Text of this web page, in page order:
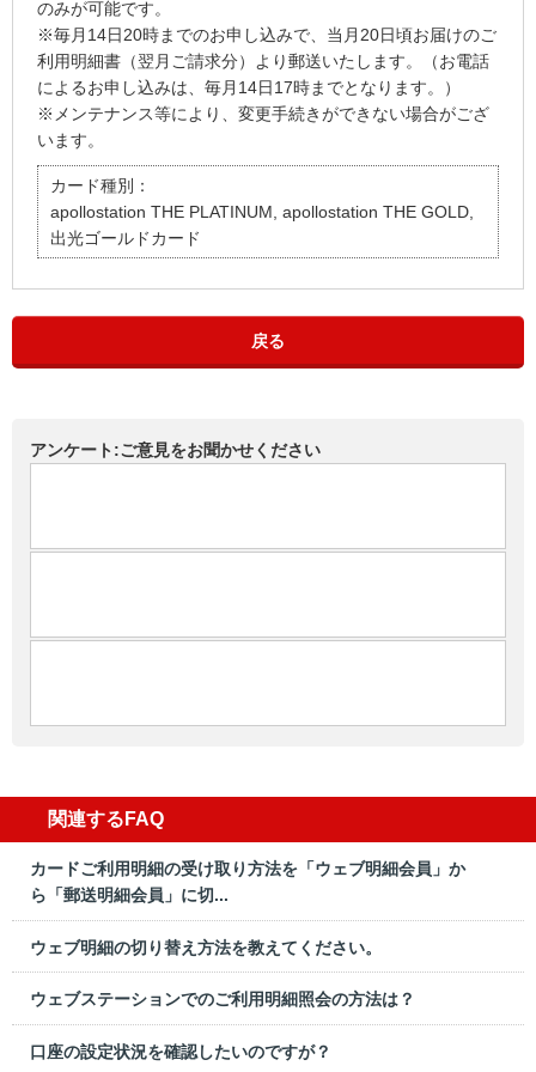
のみが可能です。
※毎月14日20時までのお申し込みで、当月20日頃お届けのご
利用明細書（翌月ご請求分）より郵送いたします。（お電話
によるお申し込みは、毎月14日17時までとなります。）
※メンテナンス等により、変更手続きができない場合がござ
います。
カード種別：
apollostation THE PLATINUM, apollostation THE GOLD,
出光ゴールドカード
戻る
アンケート:ご意見をお聞かせください
関連するFAQ
カードご利用明細の受け取り方法を「ウェブ明細会員」か
ら「郵送明細会員」に切...
ウェブ明細の切り替え方法を教えてください。
ウェブステーションでのご利用明細照会の方法は？
口座の設定状況を確認したいのですが？